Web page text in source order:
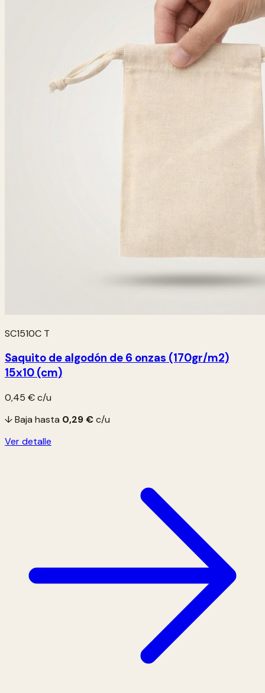
SC1510C T
Saquito de algodón de 6 onzas (170gr/m2)
15x10 (cm)
0,45 €c/u
↓ Baja hasta 0,29 €c/u
Ver detalle